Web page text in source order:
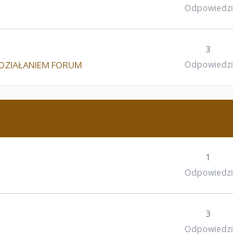
Odpowiedzi
FORUM
3
Odpowiedzi
1
Odpowiedzi
3
Odpowiedzi